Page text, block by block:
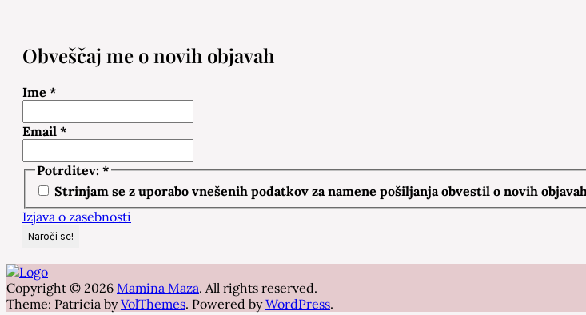
Obveščaj me o novih objavah
Ime *
Email *
Potrditev: *
Strinjam se z uporabo vnešenih podatkov za namene pošiljanja obvestil o novih
Izjava o zasebnosti
Copyright © 2026 Mamina Maza. All rights reserved.
Theme: Patricia byVolThemes. Powered byWordPress.